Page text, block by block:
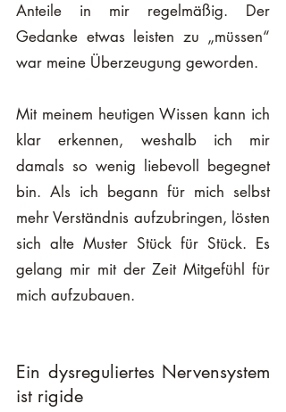
Anteile in mir regelmäßig. Der
Gedanke etwas leisten zu „müssen“
war meine Überzeugung geworden.
Mit meinem heutigen Wissen kann ich
klar erkennen, weshalb ich mir
damals so wenig liebevoll begegnet
bin. Als ich begann für mich selbst
mehr Verständnis aufzubringen, lösten
sich alte Muster Stück für Stück. Es
gelang mir mit der Zeit Mitgefühl für
mich aufzubauen.
Ein dysreguliertes Nervensystem
ist rigide